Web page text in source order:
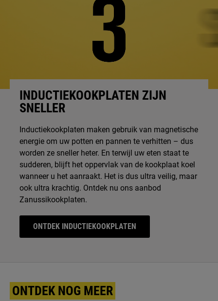
INDUCTIEKOOKPLATEN ZIJN
SNELLER
Inductiekookplaten maken gebruik van magnetische
energie om uw potten en pannen te verhitten – dus
worden ze sneller heter. En terwijl uw eten staat te
sudderen, blijft het oppervlak van de kookplaat koel
wanneer u het aanraakt. Het is dus ultra veilig, maar
ook ultra krachtig. Ontdek nu ons aanbod
Zanussikookplaten.
ONTDEK INDUCTIEKOOKPLATEN
ONTDEK NOG MEER